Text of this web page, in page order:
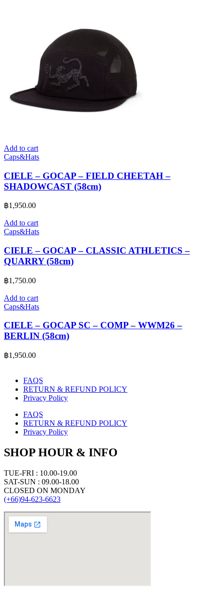
Add to cart
Caps&Hats
CIELE – GOCAP – FIELD CHEETAH –
SHADOWCAST (58cm)
฿1,950.00
Add to cart
Caps&Hats
CIELE – GOCAP – CLASSIC ATHLETICS –
QUARRY (58cm)
฿1,750.00
Add to cart
Caps&Hats
CIELE – GOCAP SC – COMP – WWM26 –
BERLIN (58cm)
฿1,950.00
FAQS
RETURN & REFUND POLICY
Privacy Policy
FAQS
RETURN & REFUND POLICY
Privacy Policy
SHOP HOUR & INFO
TUE-FRI : 10.00-19.00
SAT-SUN : 09.00-18.00
CLOSED ON MONDAY
(+66)94-623-6623